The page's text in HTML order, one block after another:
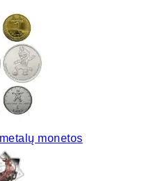
monetos